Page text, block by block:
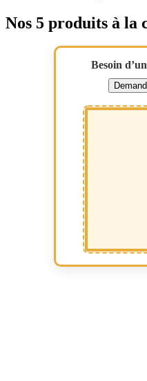
Nos 5 produits à la
Besoin